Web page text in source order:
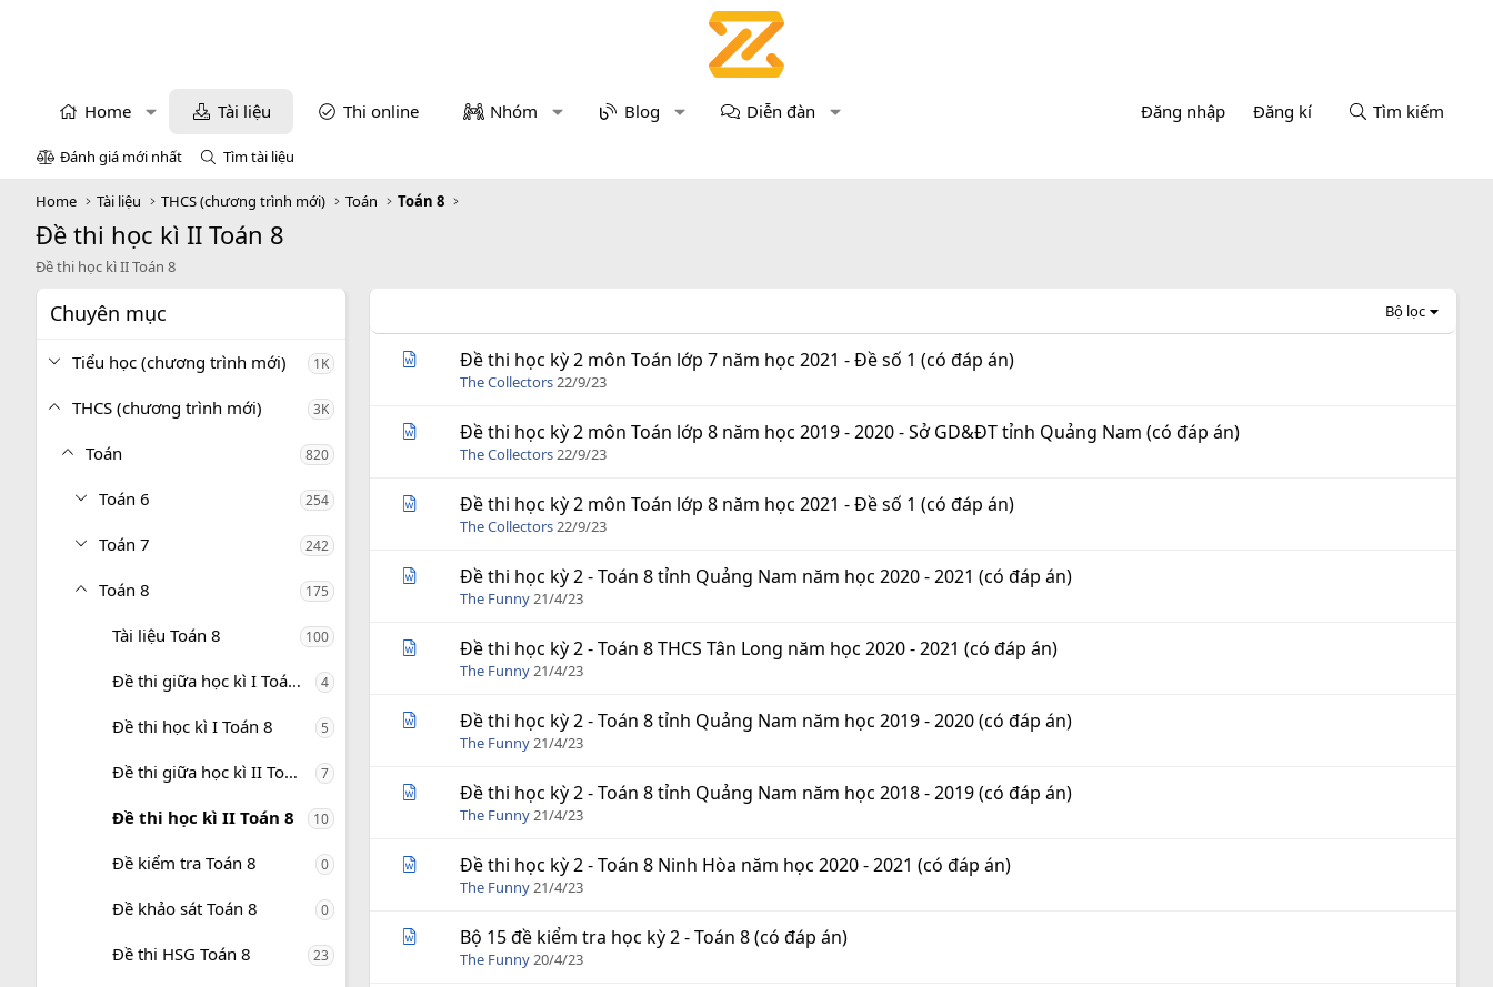
Home Tài liệu Thi online Nhóm Blog Diễn đàn Đăng nhập Đăng kí Tìm kiếm
Đánh giá mới nhất Tìm tài liệu
Home Tài liệu THCS (chương trình mới) Toán Toán 8
Đề thi học kì II Toán 8
Đề thi học kì II Toán 8
Chuyên mục
Tiểu học (chương trình mới) 1K
THCS (chương trình mới) 3K
Toán 820
Toán 6 254
Toán 7 242
Toán 8 175
Tài liệu Toán 8 100
Đề thi giữa học kì I Toán 8 4
Đề thi học kì I Toán 8 5
Đề thi giữa học kì II Toán 8 7
Đề thi học kì II Toán 8 10
Đề kiểm tra Toán 8 0
Đề khảo sát Toán 8 0
Đề thi HSG Toán 8 23
Bộ lọc
Đề thi học kỳ 2 môn Toán lớp 7 năm học 2021 - Đề số 1 (có đáp án)
The Collectors22/9/23
Đề thi học kỳ 2 môn Toán lớp 8 năm học 2019 - 2020 - Sở GD&ĐT tỉnh Quảng Nam (có đáp án)
The Collectors22/9/23
Đề thi học kỳ 2 môn Toán lớp 8 năm học 2021 - Đề số 1 (có đáp án)
The Collectors22/9/23
Đề thi học kỳ 2 - Toán 8 tỉnh Quảng Nam năm học 2020 - 2021 (có đáp án)
The Funny21/4/23
Đề thi học kỳ 2 - Toán 8 THCS Tân Long năm học 2020 - 2021 (có đáp án)
The Funny21/4/23
Đề thi học kỳ 2 - Toán 8 tỉnh Quảng Nam năm học 2019 - 2020 (có đáp án)
The Funny21/4/23
Đề thi học kỳ 2 - Toán 8 tỉnh Quảng Nam năm học 2018 - 2019 (có đáp án)
The Funny21/4/23
Đề thi học kỳ 2 - Toán 8 Ninh Hòa năm học 2020 - 2021 (có đáp án)
The Funny21/4/23
Bộ 15 đề kiểm tra học kỳ 2 - Toán 8 (có đáp án)
The Funny20/4/23